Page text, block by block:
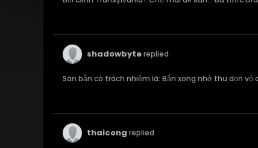
shadowbytereplied
Săn bắn có trách nhiệm là: Bắn xong nhớ thu dọn vỏ
thaicong replied